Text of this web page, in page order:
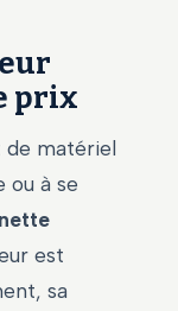
prix
de matériel
ou à se
est
sa